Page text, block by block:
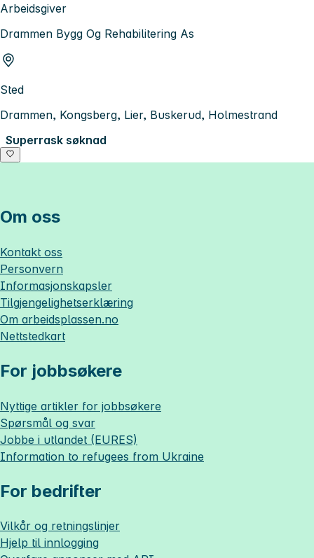
Arbeidsgiver
Drammen Bygg Og Rehabilitering As
Sted
Drammen, Kongsberg, Lier, Buskerud, Holmestrand
Superrask søknad
Om oss
Kontakt oss
Personvern
Informasjonskapsler
Tilgjengelighetserklæring
Om arbeidsplassen.no
Nettstedkart
For jobbsøkere
Nyttige artikler for jobbsøkere
Spørsmål og svar
Jobbe i utlandet (EURES)
Information to refugees from Ukraine
For bedrifter
Vilkår og retningslinjer
Hjelp til innlogging